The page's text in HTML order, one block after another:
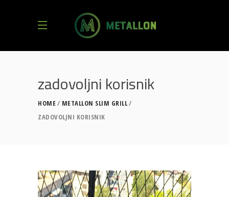
zadovoljni korisnik
HOME
METALLON SLIM GRILL
ZADOVOLJNI KORISNIK